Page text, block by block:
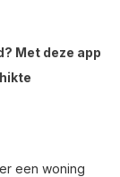
Met deze app
een woning